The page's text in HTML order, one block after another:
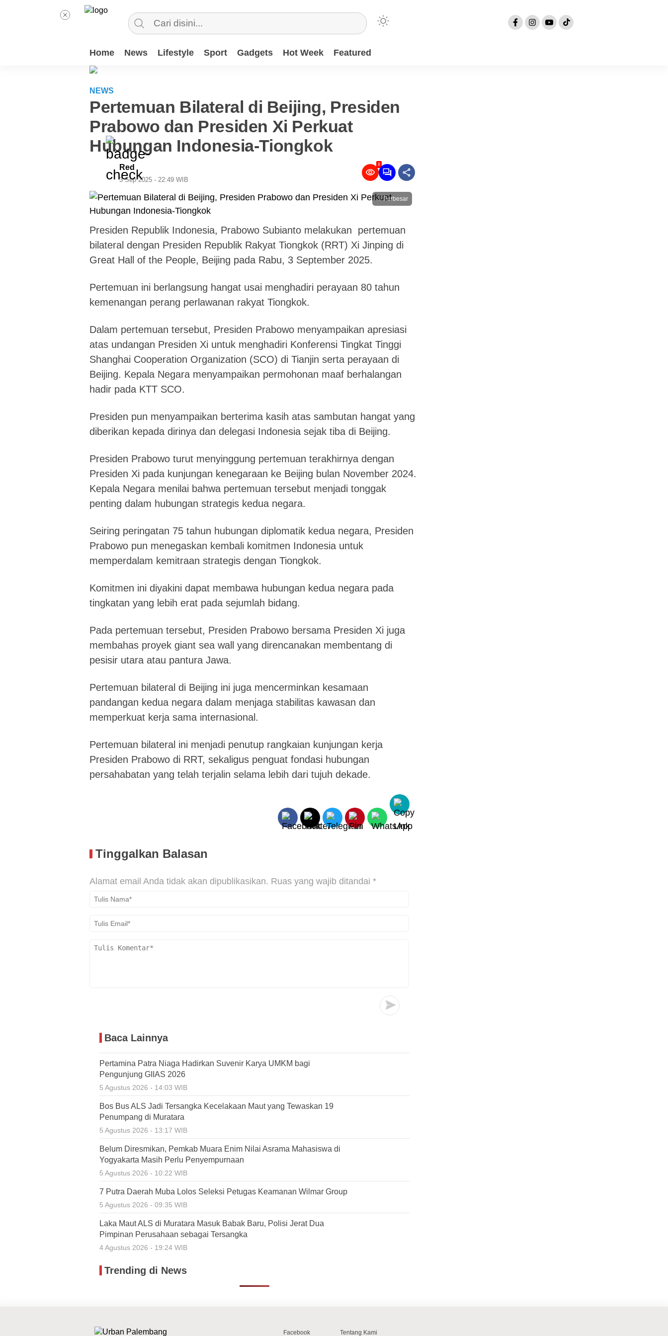
Home News Lifestyle Sport Gadgets Hot Week Featured
NEWS
Pertemuan Bilateral di Beijing, Presiden
Prabowo dan Presiden Xi Perkuat
Hubungan Indonesia-Tiongkok
Red
3 Sep 2025 - 22:49 WIB
8
Perbesar
Presiden Republik Indonesia, Prabowo Subianto melakukan pertemuan
bilateral dengan Presiden Republik Rakyat Tiongkok (RRT) Xi Jinping di
Great Hall of the People, Beijing pada Rabu, 3 September 2025.
Pertemuan ini berlangsung hangat usai menghadiri perayaan 80 tahun
kemenangan perang perlawanan rakyat Tiongkok.
Dalam pertemuan tersebut, Presiden Prabowo menyampaikan apresiasi
atas undangan Presiden Xi untuk menghadiri Konferensi Tingkat Tinggi
Shanghai Cooperation Organization (SCO) di Tianjin serta perayaan di
Beijing. Kepala Negara menyampaikan permohonan maaf berhalangan
hadir pada KTT SCO.
Presiden pun menyampaikan berterima kasih atas sambutan hangat yang
diberikan kepada dirinya dan delegasi Indonesia sejak tiba di Beijing.
Presiden Prabowo turut menyinggung pertemuan terakhirnya dengan
Presiden Xi pada kunjungan kenegaraan ke Beijing bulan November 2024.
Kepala Negara menilai bahwa pertemuan tersebut menjadi tonggak
penting dalam hubungan strategis kedua negara.
Seiring peringatan 75 tahun hubungan diplomatik kedua negara, Presiden
Prabowo pun menegaskan kembali komitmen Indonesia untuk
memperdalam kemitraan strategis dengan Tiongkok.
Komitmen ini diyakini dapat membawa hubungan kedua negara pada
tingkatan yang lebih erat pada sejumlah bidang.
Pada pertemuan tersebut, Presiden Prabowo bersama Presiden Xi juga
membahas proyek giant sea wall yang direncanakan membentang di
pesisir utara atau pantura Jawa.
Pertemuan bilateral di Beijing ini juga mencerminkan kesamaan
pandangan kedua negara dalam menjaga stabilitas kawasan dan
memperkuat kerja sama internasional.
Pertemuan bilateral ini menjadi penutup rangkaian kunjungan kerja
Presiden Prabowo di RRT, sekaligus penguat fondasi hubungan
persahabatan yang telah terjalin selama lebih dari tujuh dekade.
Tinggalkan Balasan
Alamat email Anda tidak akan dipublikasikan. Ruas yang wajib ditandai *
Baca Lainnya
Pertamina Patra Niaga Hadirkan Suvenir Karya UMKM bagi
Pengunjung GIIAS 2026
5 Agustus 2026 - 14:03 WIB
Bos Bus ALS Jadi Tersangka Kecelakaan Maut yang Tewaskan 19
Penumpang di Muratara
5 Agustus 2026 - 13:17 WIB
Belum Diresmikan, Pemkab Muara Enim Nilai Asrama Mahasiswa di
Yogyakarta Masih Perlu Penyempurnaan
5 Agustus 2026 - 10:22 WIB
7 Putra Daerah Muba Lolos Seleksi Petugas Keamanan Wilmar Group
5 Agustus 2026 - 09:35 WIB
Laka Maut ALS di Muratara Masuk Babak Baru, Polisi Jerat Dua
Pimpinan Perusahaan sebagai Tersangka
4 Agustus 2026 - 19:24 WIB
Trending di News
Facebook Tentang Kami